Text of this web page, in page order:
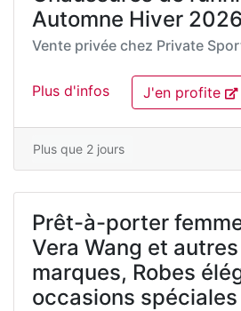
Automne Hiver 2026
Vente privée chez Private
Plus d'infos J'en profite
Plus que 2 jours
Prêt-à-porter
Vera Wang et autres
marques, Robes
occasions spéciales